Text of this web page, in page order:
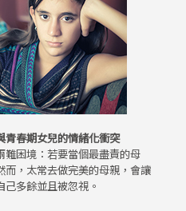
青春期女兒的情緒化衝突
難困境：若要當個最盡責的母
，太常去做完美的母親，會讓
多餘並且被忽視。